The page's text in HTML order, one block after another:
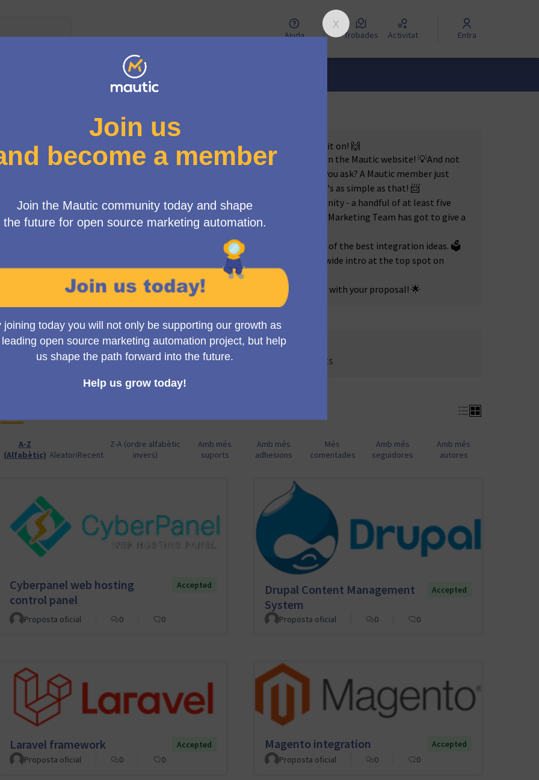
Ajuda Trobades Activitat Entra
Got an Integration with Mautic and want to be listed on the directory? Bring it on! 🙌
Hey there, guess what? Your great integrations with Mautic can be featured on the Mautic website! 💡And not
just that, it might even make it to the Mautic website's homepage. 🏆 How, you ask? A Mautic member just
needs to propose an integration that you use or like, and let us do the rest. It's as simple as that! 📨
But hang on, your integration needs to find fans within our awesome community - a handful of at least five
members need to support it before we include it in the directory. 👥 Plus, our Marketing Team has got to give a
There's more! Every three months, we all come together to vote up the best of the best integration ideas. 🗳️
The top three favourites not only get bragging rights but also a fancy worldwide intro at the top spot on
mautic.org's homepage. Trust us, it doesn't get bigger than this! 🚀
So, what are you waiting for? Let's make Mautic better, together. It all starts with your proposal! 🌟
La selecció de propostes es regeix per les següents normes:
Per ser validades, les propostes han d'arribar a un mínim de 5 suports
A-Z
(Alfabètic) AleatoriRecent
Z-A (ordre alfabètic
invers)
Amb més
suports
Amb més
adhesions
Més
comentades
Amb més
seguidores
Amb més
autores
Cyberpanel web hosting
control panel
Accepted
Proposta oficial 0 0
Drupal Content Management
System
Accepted
Proposta oficial 0 0
Laravel framework
Accepted
Proposta oficial
0 0
Magento integration
Accepted
Proposta oficial
0 0